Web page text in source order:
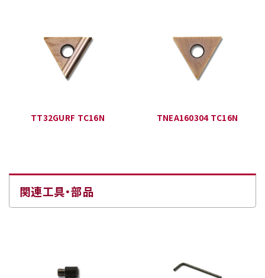
TT32GURF TC16N TNEA160304 TC16N
関連工具・部品